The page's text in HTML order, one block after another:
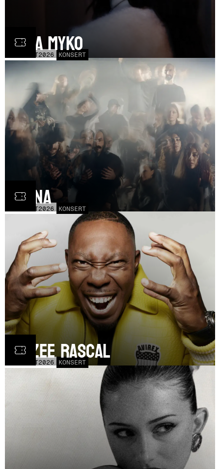
OCT2026 KONSERT
Olga Myko
OCT2026 KONSERT
Fauna
OCT2026 KONSERT
Dizzee Rascal